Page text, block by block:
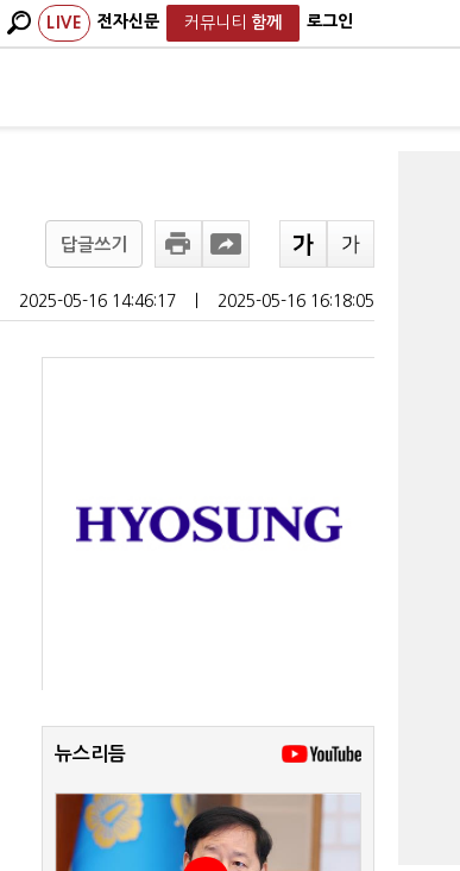
LIVE 전자신문 커뮤니티 함께 로그인
답글쓰기
2025-05-16 14:46:17 2025-05-16 16:18:05
뉴스리듬